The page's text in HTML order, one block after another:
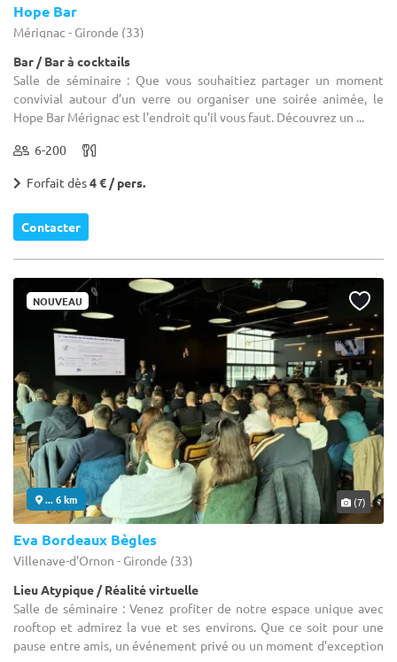
Hope Bar
Mérignac - Gironde (33)
Bar / Bar à cocktails
Salle de séminaire : Que vous souhaitiez partager un moment
convivial autour d’un verre ou organiser une soirée animée, le
Hope Bar Mérignac est l’endroit qu’il vous faut. Découvrez un ...
6-200
Forfait dès4 € / pers.
Contacter
NOUVEAU
... 6 km (7)
Eva Bordeaux Bègles
Villenave-d'Ornon - Gironde (33)
Lieu Atypique / Réalité virtuelle
Salle de séminaire : Venez profiter de notre espace unique avec
rooftop et admirez la vue et ses environs. Que ce soit pour une
pause entre amis, un événement privé ou un moment d’exception